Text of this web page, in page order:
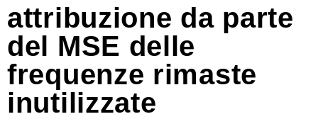
attribuzione da parte
del MSE delle
frequenze rimaste
inutilizzate